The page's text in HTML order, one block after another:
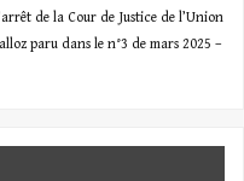
de la Cour de Justice de l’Union
paru dans le n°3 de mars 2025 –